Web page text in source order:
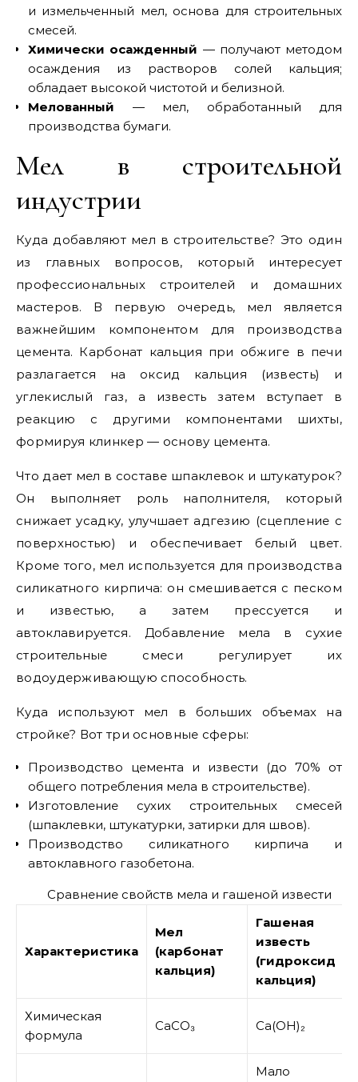
и измельченный мел, основа для строительных
смесей.
Химически осажденный — получают методом
осаждения из растворов солей кальция;
обладает высокой чистотой и белизной.
Мелованный — мел, обработанный для
производства бумаги.
Мел в строительной
индустрии
Куда добавляют мел в строительстве? Это один
из главных вопросов, который интересует
профессиональных строителей и домашних
мастеров. В первую очередь, мел является
важнейшим компонентом для производства
цемента. Карбонат кальция при обжиге в печи
разлагается на оксид кальция (известь) и
углекислый газ, а известь затем вступает в
реакцию с другими компонентами шихты,
формируя клинкер — основу цемента.
Что дает мел в составе шпаклевок и штукатурок?
Он выполняет роль наполнителя, который
снижает усадку, улучшает адгезию (сцепление с
поверхностью) и обеспечивает белый цвет.
Кроме того, мел используется для производства
силикатного кирпича: он смешивается с песком
и известью, а затем прессуется и
автоклавируется. Добавление мела в сухие
строительные смеси регулирует их
водоудерживающую способность.
Куда используют мел в больших объемах на
стройке? Вот три основные сферы:
Производство цемента и извести (до 70% от
общего потребления мела в строительстве).
Изготовление сухих строительных смесей
(шпаклевки, штукатурки, затирки для швов).
Производство силикатного кирпича и
автоклавного газобетона.
Сравнение свойств мела и гашеной извести
Характеристика
Мел
(карбонат
кальция)
Гашеная
известь
(гидроксид
кальция)
Химическая
формула
CaCO₃ Ca(OH)₂
Мало